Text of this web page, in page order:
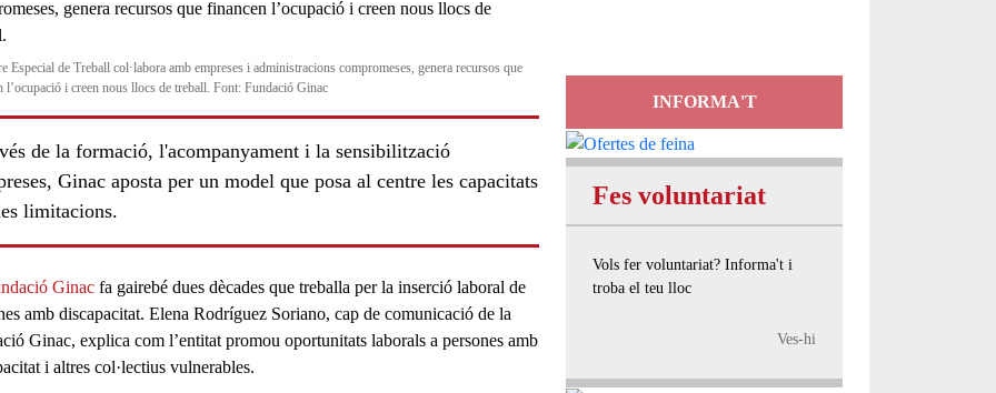
Especial de Treball col·labora amb empreses i administracions compromeses, genera recursos que
l’ocupació i creen nous llocs de treball. Font: Fundació Ginac
de la formació, l'acompanyament i la sensibilització
Ginac aposta per un model que posa al centre les capacitats
limitacions.
Ginacfa gairebé dues dècades que treballa per la inserció laboral de
amb discapacitat. Elena Rodríguez Soriano, cap de comunicació de la
Ginac, explica com l’entitat promou oportunitats laborals a persones amb
i altres col·lectius vulnerables.
INFORMA'T
Fes voluntariat
Vols fer voluntariat? Informa't i
troba el teu lloc
Ves-hi